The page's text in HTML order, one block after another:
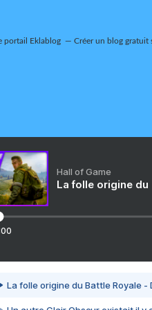
portail Eklablog Créer un blog gratuit
Hall of Game
La folle origine
La folle origine du Battle Royale -